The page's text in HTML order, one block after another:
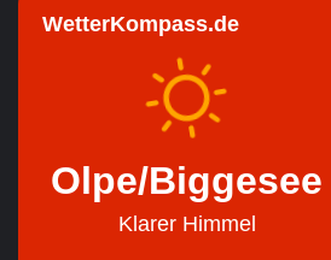
WetterKompass.de
Olpe/Biggesee
Klarer Himmel